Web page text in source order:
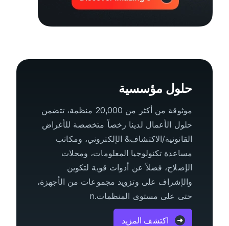
حلول مؤسسية
موثوقة من أكثر من 20,000 منظمة، تتضمن
حلول الأعمال لدينا رخصاً متخصصة للأغراض
القانونية/الاكتشاف& الإلكتروني، ومكاتب
مساعدة تكنولوجيا المعلومات، ومحلات
الإصلاح، فضلاً عن أدوات قوية لتكوين
والإشراف على وتزويد مجموعات من الأجهزة،
حتى على مستوى المنظمات.n
اكتشف المزيد